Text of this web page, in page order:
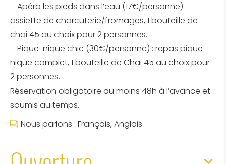
– Apéro les pieds dans l’eau (17€/personne) :
assiette de charcuterie/fromages, 1 bouteille de
chai 45 au choix pour 2 personnes.
– Pique-nique chic (30€/personne) : repas pique-
nique complet, 1 bouteille de Chai 45 au choix pour
2 personnes.
Réservation obligatoire au moins 48h à l’avance et
soumis au temps.
Nous parlons : Français, Anglais